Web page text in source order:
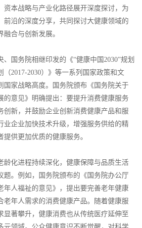
资本战略与产业化路径展开深度探讨，为
前沿的深度分享，共同探讨大健康领域的
合与创新发展。
、国务院相继印发的《“健康中国2030”规划
2017-2030）》等一系列国家政策和文
国家战略高度。国务院颁布《国务院关于
的意见》明确提出：要提升消费健康服务
创新，并鼓励企业创新消费健康产品和服
业企业加快技术升级，增强服务供给的精
供更加优质的健康服务。
龄化进程持续深化，健康保障与品质生活
题。例如，国务院颁布的《国务院办公厅
年人福祉的意见》，提出要完善老年健康
老年人需求的消费健康产品。随着健康服
显著攀升，健康消费也从传统医疗延伸至